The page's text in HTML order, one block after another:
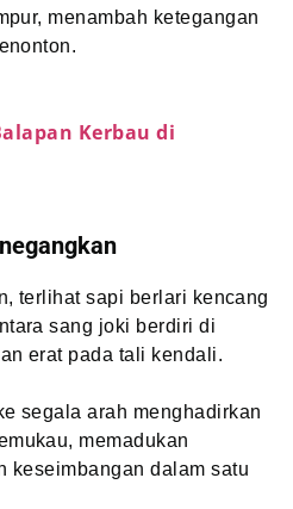
menambah ketegangan
Kerbau di
terlihat sapi berlari kencang
sang joki berdiri di
erat pada tali kendali.
segala arah menghadirkan
memadukan
keseimbangan dalam satu